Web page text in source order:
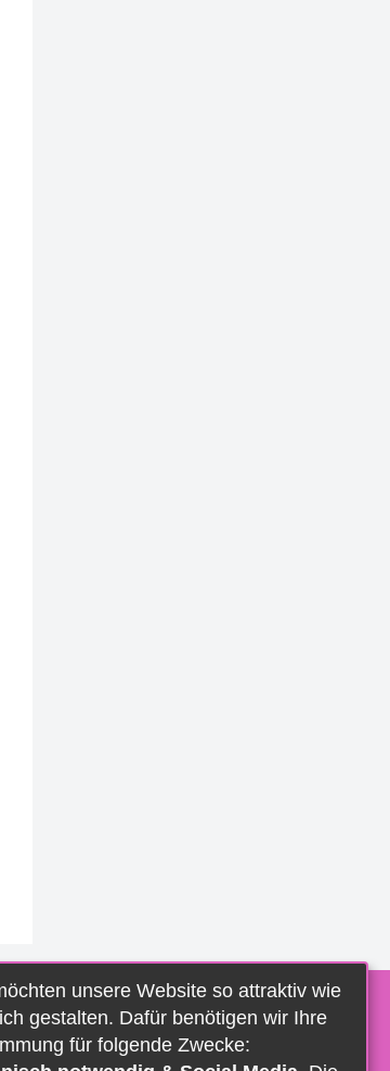
unsere Website so attraktiv wie
gestalten. Dafür benötigen wir Ihre
für folgende Zwecke: